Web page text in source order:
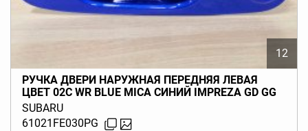
12
РУЧКА ДВЕРИ НАРУЖНАЯ ПЕРЕДНЯЯ ЛЕВАЯ
ЦВЕТ 02C WR BLUE MICA СИНИЙ IMPREZA GD GG
(G11) 2000-2007
SUBARU
61021FE030PG